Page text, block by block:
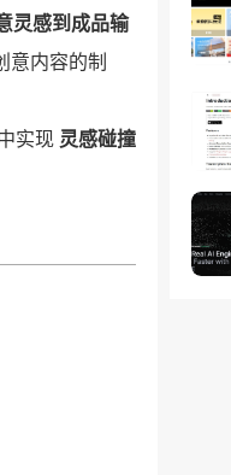
灵感到成品输
意内容的制
实现 灵感碰撞